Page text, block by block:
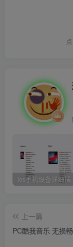
ios
上一篇
PC酷我音乐 无损